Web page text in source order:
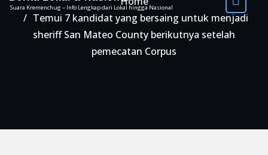
Suara Kremenchug – Info Lengkap dari Lokal hingga Nasional
Temui 7 kandidat yang bersaing untuk menjadi
sheriff San Mateo County berikutnya setelah
pemecatan Corpus